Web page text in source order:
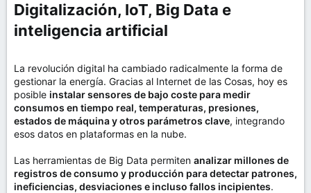
Digitalización, IoT, Big Data e
inteligencia artificial​
La revolución digital ha cambiado radicalmente la forma de
gestionar la energía. Gracias al Internet de las Cosas, hoy es
posible instalar sensores de bajo coste para medir
consumos en tiempo real, temperaturas, presiones,
estados de máquina y otros parámetros clave, integrando
esos datos en plataformas en la nube.
Las herramientas de Big Data permiten analizar millones de
registros de consumo y producción para detectar patrones,
ineficiencias, desviaciones e incluso fallos incipientes.